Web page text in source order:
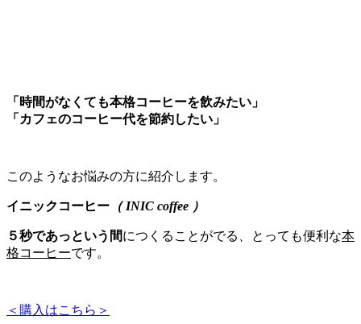
「時間がなくても本格コーヒーを飲みたい」
「カフェのコーヒー代を節約したい」
このようなお悩みの方に紹介します。
イニックコーヒー （ INIC coffee ）
５秒であっという間につくることがでる 、 とっても便利な本
格コーヒーです。
＜購入はこちら＞